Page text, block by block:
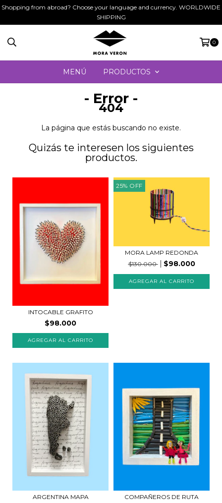
Shopping from abroad? Choose your language and currency. WORLDWIDE
SHIPPING
0
MENÚ PRODUCTOS
- Error -
404
La página que estás buscando no existe.
Quizás te interesen los siguientes
productos.
INTOCABLE GRAFITO
$98.000
AGREGAR AL CARRITO
25% OFF
MORA LAMP REDONDA
$130.000
$98.000
ARGENTINA MAPA COMPAÑEROS DE RUTA